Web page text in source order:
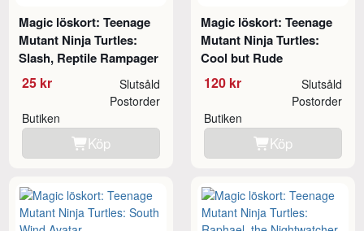
Magic löskort: Teenage
Mutant Ninja Turtles:
Slash, Reptile Rampager
25 kr Slutsåld
Butiken
Postorder
Köp
Magic löskort: Teenage
Mutant Ninja Turtles:
Cool but Rude
120 kr Slutsåld
Butiken
Postorder
Köp